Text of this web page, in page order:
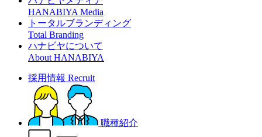
HANABIYA Media
トータルブランディング
Total Branding
ハナビヤについて
About HANABIYA
採用情報 Recruit
職種紹介